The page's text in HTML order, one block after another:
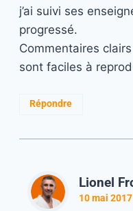
j’ai suivi ses
progressé.
Commentaires
sont faciles à
Répondre
Lionel
10 mai